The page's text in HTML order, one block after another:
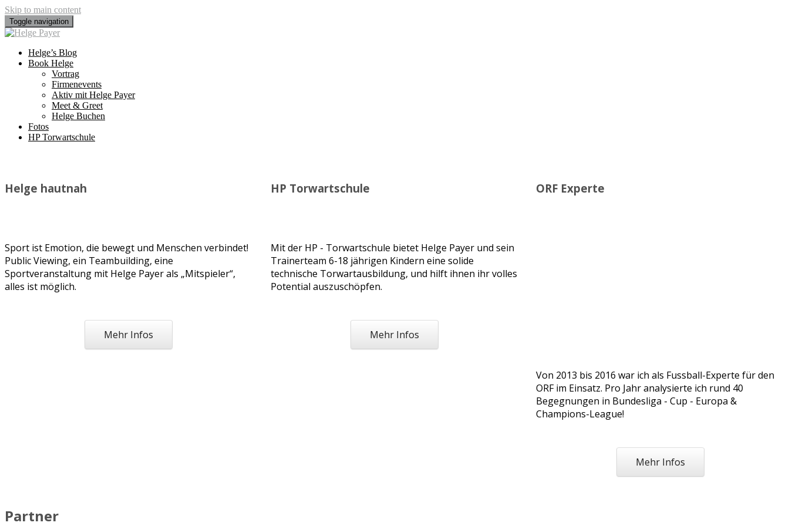
Skip to main content
Toggle navigation
Helge’s Blog
Book Helge
Vortrag
Firmenevents
Aktiv mit Helge Payer
Meet & Greet
Helge Buchen
Fotos
HP Torwartschule
Helge hautnah
Sport ist Emotion, die bewegt und Menschen verbindet!
Public Viewing, ein Teambuilding, eine
Sportveranstaltung mit Helge Payer als „Mitspieler“,
alles ist möglich.
Mehr Infos
HP Torwartschule
Mit der HP - Torwartschule bietet Helge Payer und sein
Trainerteam 6-18 jährigen Kindern eine solide
technische Torwartausbildung, und hilft ihnen ihr volles
Potential auszuschöpfen.
Mehr Infos
ORF Experte
Von 2013 bis 2016 war ich als Fussball-Experte für den
ORF im Einsatz. Pro Jahr analysierte ich rund 40
Begegnungen in Bundesliga - Cup - Europa &
Champions-League!
Mehr Infos
Partner